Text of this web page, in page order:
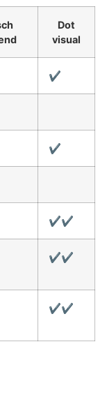
Dot
visual
✔
✔
✔✔
✔✔
✔✔